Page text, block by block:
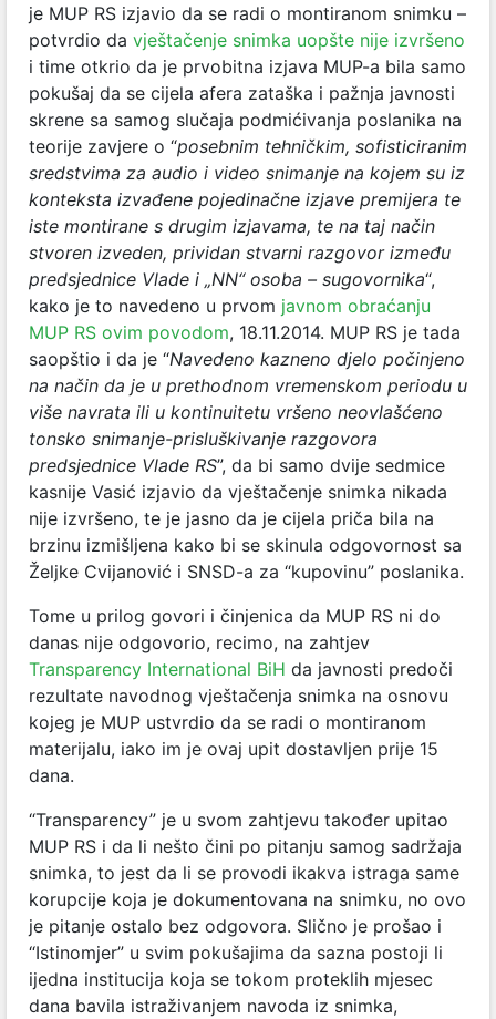
je MUP RS izjavio da se radi o montiranom snimku –
potvrdio da vještačenje snimka uopšte nije izvršeno
i time otkrio da je prvobitna izjava MUP-a bila samo
pokušaj da se cijela afera zataška i pažnja javnosti
skrene sa samog slučaja podmićivanja poslanika na
teorije zavjere o “posebnim tehničkim, sofisticiranim
sredstvima za audio i video snimanje na kojem su iz
konteksta izvađene pojedinačne izjave premijera te
iste montirane s drugim izjavama, te na taj način
stvoren izveden, prividan stvarni razgovor između
predsjednice Vlade i „NN“ osoba – sugovornika“,
kako je to navedeno u prvom javnom obraćanju
MUP RS ovim povodom, 18.11.2014. MUP RS je tada
saopštio i da je “Navedeno kazneno djelo počinjeno
na način da je u prethodnom vremenskom periodu u
više navrata ili u kontinuitetu vršeno neovlašćeno
tonsko snimanje-prisluškivanje razgovora
predsjednice Vlade RS”, da bi samo dvije sedmice
kasnije Vasić izjavio da vještačenje snimka nikada
nije izvršeno, te je jasno da je cijela priča bila na
brzinu izmišljena kako bi se skinula odgovornost sa
Željke Cvijanović i SNSD-a za “kupovinu” poslanika.
Tome u prilog govori i činjenica da MUP RS ni do
danas nije odgovorio, recimo, na zahtjev
Transparency International BiH da javnosti predoči
rezultate navodnog vještačenja snimka na osnovu
kojeg je MUP ustvrdio da se radi o montiranom
materijalu, iako im je ovaj upit dostavljen prije 15
dana.
“Transparency” je u svom zahtjevu također upitao
MUP RS i da li nešto čini po pitanju samog sadržaja
snimka, to jest da li se provodi ikakva istraga same
korupcije koja je dokumentovana na snimku, no ovo
je pitanje ostalo bez odgovora. Slično je prošao i
“Istinomjer” u svim pokušajima da sazna postoji li
ijedna institucija koja se tokom proteklih mjesec
dana bavila istraživanjem navoda iz snimka,